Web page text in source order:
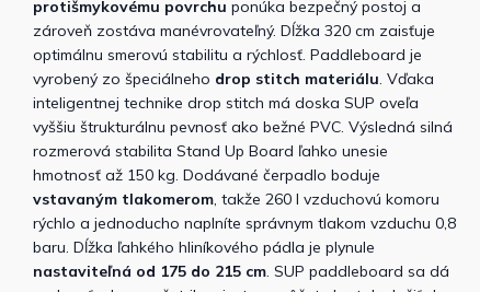
protišmykovému povrchu ponúka bezpečný postoj a
zároveň zostáva manévrovateľný. Dĺžka 320 cm zaisťuje
optimálnu smerovú stabilitu a rýchlosť. Paddleboard je
vyrobený zo špeciálneho drop stitch materiálu . Vďaka
inteligentnej technike drop stitch má doska SUP oveľa
vyššiu štrukturálnu pevnosť ako bežné PVC. Výsledná silná
rozmerová stabilita Stand Up Board ľahko unesie
hmotnosť až 150 kg. Dodávané čerpadlo boduje
vstavaným tlakomerom , takže 260 l vzduchovú komoru
rýchlo a jednoducho naplníte správnym tlakom vzduchu 0,8
baru. Dĺžka ľahkého hliníkového pádla je plynule
nastaviteľná od 175 do 215 cm . SUP paddleboard sa dá